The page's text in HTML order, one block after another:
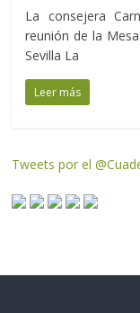
La consejera
reunión de la
Sevilla La
Leer más
Tweets por el